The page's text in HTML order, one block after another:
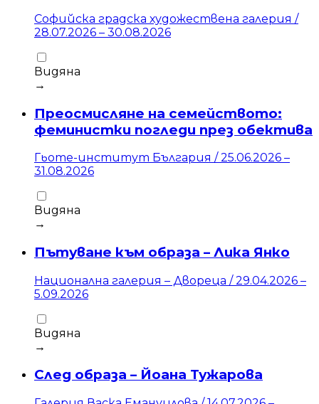
Софийска градска художествена галерия /
28.07.2026 – 30.08.2026
Видяна
→
Преосмисляне на семейството:
феминистки погледи през обектива
Гьоте-институт България / 25.06.2026 –
31.08.2026
Видяна
→
Пътуване към образа – Лика Янко
Национална галерия – Двореца / 29.04.2026 –
5.09.2026
Видяна
→
След образа – Йоана Тужарова